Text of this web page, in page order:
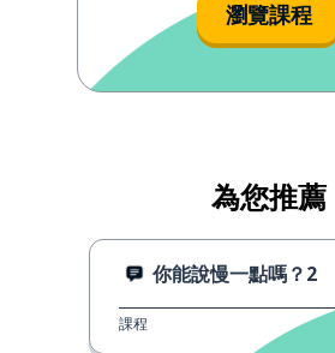
瀏覽課程
為您推薦
你能說慢一點嗎？2
課程